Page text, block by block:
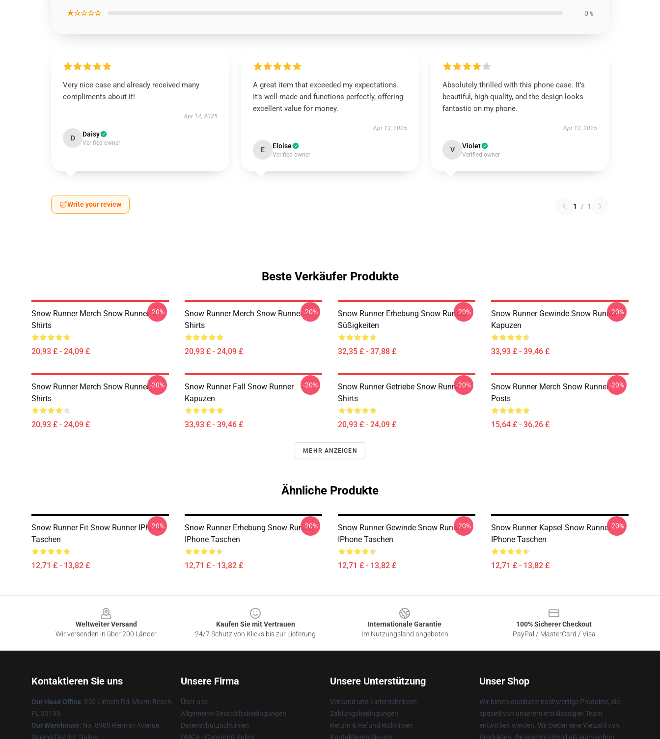
★☆☆☆☆ 0%
Very nice case and already received many
compliments about it!
Apr 14, 2025
D Daisy
Verified owner
A great item that exceeded my expectations.
It’s well-made and functions perfectly, offering
excellent value for money.
Apr 13, 2025
E Eloise
Verified owner
Absolutely thrilled with this phone case. It’s
beautiful, high-quality, and the design looks
fantastic on my phone.
Apr 12, 2025
V Violet
Verified owner
Write your review 1 / 1
Beste Verkäufer Produkte
Snow Runner Merch Snow Runner T-
Shirts
20,93 £ - 24,09 £
-20%
Snow Runner Merch Snow Runner T-
Shirts
20,93 £ - 24,09 £
-20%
Snow Runner Erhebung Snow Runner
Süßigkeiten
32,35 £ - 37,88 £
-20%
Snow Runner Gewinde Snow Runner
Kapuzen
33,93 £ - 39,46 £
-20%
Snow Runner Merch Snow Runner T-
Shirts
20,93 £ - 24,09 £
-20%
Snow Runner Fall Snow Runner
Kapuzen
33,93 £ - 39,46 £
-20%
Snow Runner Getriebe Snow Runner T-
Shirts
20,93 £ - 24,09 £
-20%
Snow Runner Merch Snow Runner
Posts
15,64 £ - 36,26 £
-20%
MEHR ANZEIGEN
Ähnliche Produkte
Snow Runner Fit Snow Runner IPhone
Taschen
12,71 £ - 13,82 £
-20%
Snow Runner Erhebung Snow Runner
IPhone Taschen
12,71 £ - 13,82 £
-20%
Snow Runner Gewinde Snow Runner
IPhone Taschen
12,71 £ - 13,82 £
-20%
Snow Runner Kapsel Snow Runner
IPhone Taschen
12,71 £ - 13,82 £
-20%
Weltweiter Versand
Wir versenden in über 200 Länder
Kaufen Sie mit Vertrauen
24/7 Schutz von Klicks bis zur Lieferung
Internationale Garantie
Im Nutzungsland angeboten
100% Sicherer Checkout
PayPal / MasterCard / Visa
Kontaktieren Sie uns
Our Head Office: 350 Lincoln Rd, Miami Beach,
FL 33139
Our Warehouse: No. 8989 Renmin Avenue,
Xigang District, Dalian
Unsere Firma
Über uns
Allgemeine Geschäftsbedingungen
Datenschutzrichtlinien
DMCA - Copyright Policy
Unsere Unterstützung
Versand und Lieferrichtlinien
Zahlungsbedingungen
Return & Refund Richtlinien
Kontaktieren Sie uns
Unser Shop
Wir bieten qualitativ hochwertige Produkte, die
speziell von unserem erstklassigen Team
entwickelt werden. Wir bieten eine Vielzahl von
Produkten, die sowohl stilvoll als auch schön